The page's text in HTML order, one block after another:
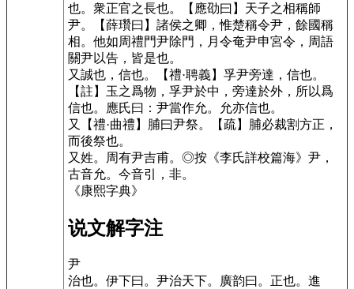
也。衆正官之長也。
【應劭曰】 天子之相稱師
尹。
【薛瓚曰】 諸侯之卿，惟楚稱令尹，餘國稱
相。他如周禮門尹除門，月令奄尹申宮令，周語
關尹以告，皆是也。
又誠也，信也。
【禮·聘義】 孚尹旁達，信也。
【註】玉之爲物，孚尹於中，旁達於外，所以爲
信也。應氏曰：尹當作允。允亦信也。
又
【禮·曲禮】 脯曰尹祭。 【疏】 脯必裁割方正，
而後祭也。
又姓。周有尹吉甫。◎按《李氏詳校篇海》尹，
古音允。今音引，非。
《康熙字典》
说文解字注
尹
治也。 伊下曰。尹治天下。廣韵曰。正也。進